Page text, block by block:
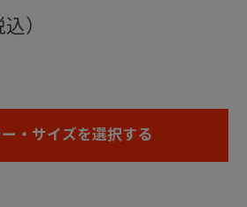
・サイズを選択する